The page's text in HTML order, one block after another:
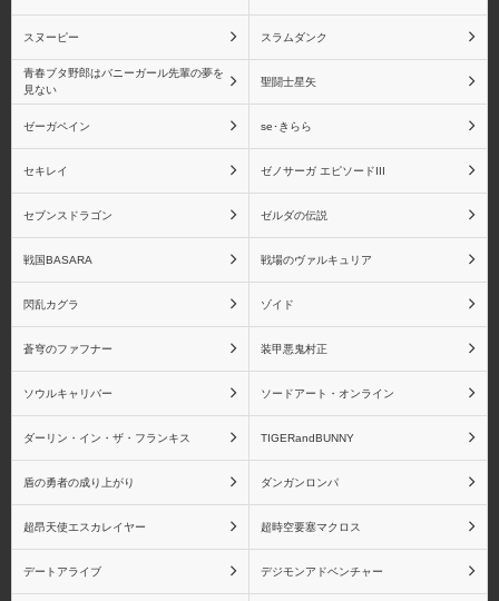
ペルソナシリーズ
ペルソナ3 ペルソナ4
物語シリーズ 戦場ヶ原
ひたぎ
物語シリーズ 忍野忍
物語シリーズ 八九寺真
宵
物語シリーズ 阿良々木
月火
スヌーピー スラムダンク
青春ブタ野郎はバニーガール先輩の夢を
見ない
聖闘士星矢
ゼーガペイン se･きらら
セキレイ ゼノサーガ エピソードIII
セブンスドラゴン ゼルダの伝説
戦国BASARA 戦場のヴァルキュリア
閃乱カグラ ゾイド
蒼穹のファフナー 装甲悪鬼村正
ソウルキャリバー ソードアート・オンライン
ダーリン・イン・ザ・フランキス TIGERandBUNNY
盾の勇者の成り上がり ダンガンロンパ
超昂天使エスカレイヤー 超時空要塞マクロス
デートアライブ デジモンアドベンチャー